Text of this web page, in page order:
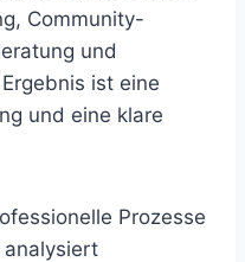
Community-
und
ist eine
und eine klare
Prozesse
analysiert